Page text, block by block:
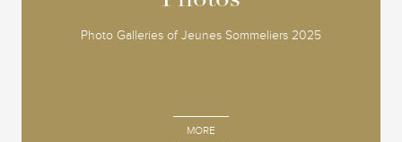
Photo Galleries of Jeunes Sommeliers 2025
MORE